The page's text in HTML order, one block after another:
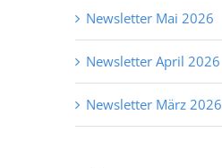
Newsletter Mai 2026
Newsletter April 2026
Newsletter März 2026